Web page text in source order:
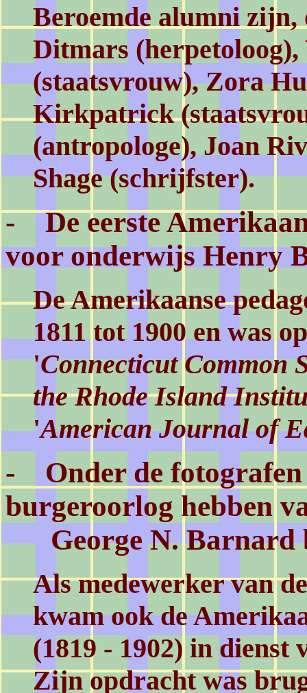
Beroemde alumni zijn,
Ditmars
(staatsvrouw), Zora
Kirkpatrick
(antropologe), Joan
Shage (schrijfster).
- De eerste
voor onderwijs Henry
De Amerikaanse
1811 tot 1900 en was
'Connecticut Common
the Rhode Island
'American Journal of
- Onder de fotografen
burgeroorlog hebben
George N. Barnard
Als medewerker van
kwam ook de
(1819 - 1902) in dienst
Zijn opdracht was